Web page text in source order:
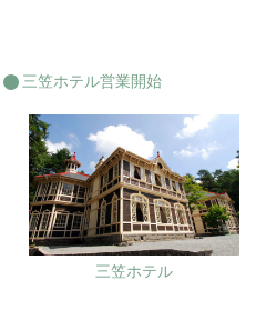
三笠ホテル営業開始
三笠ホテル